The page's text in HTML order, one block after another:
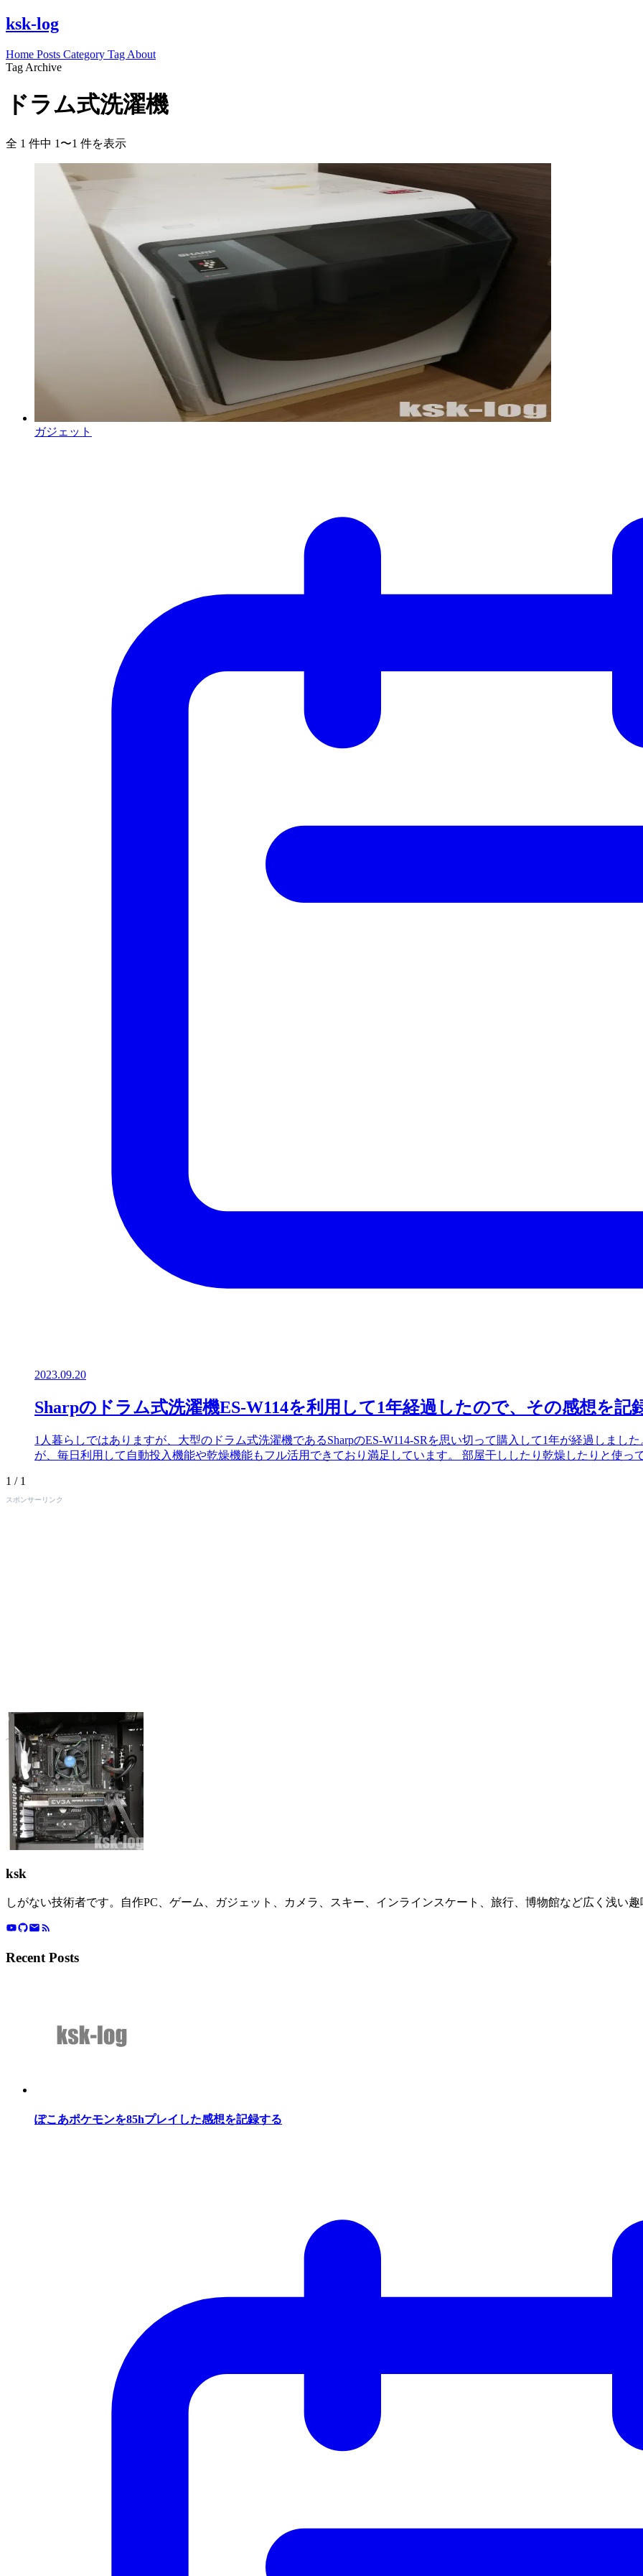
ksk-log
Home Posts Category Tag About
Tag Archive
ドラム式洗濯機
全 1 件中 1〜1 件を表示
ガジェット
2023.09.20
Sharpのドラム式洗濯機ES-W114を利用して1年経過したので、その感想を記
1人暮らしではありますが、大型のドラム式洗濯機であるSharpのES-W114-SRを思い切って購入して1年が経過しまし
が、毎日利用して自動投入機能や乾燥機能もフル活用できており満足しています。 部屋干ししたり乾燥したりと使っ
1 / 1
スポンサーリンク
ksk
しがない技術者です。自作PC、ゲーム、ガジェット、カメラ、スキー、インラインスケート、旅行、博物館など広く浅い趣
Recent Posts
ぽこあポケモンを85hプレイした感想を記録する